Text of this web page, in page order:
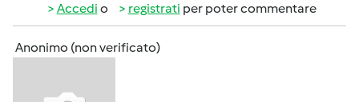
Accedi o registrati per poter commentare
Anonimo (non verificato)